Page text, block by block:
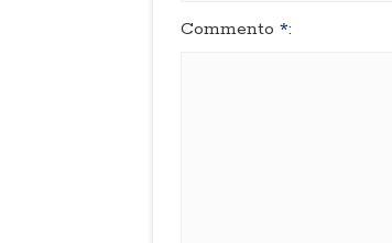
Commento *: